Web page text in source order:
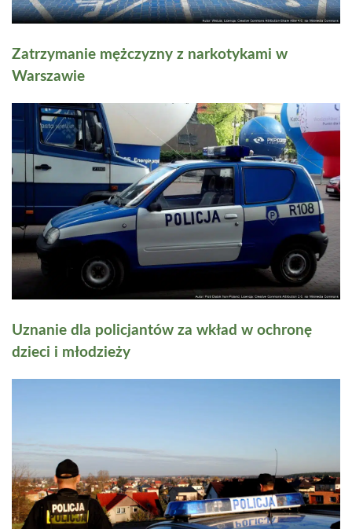
Zatrzymanie mężczyzny z narkotykami w
Warszawie
Uznanie dla policjantów za wkład w ochronę
dzieci i młodzieży